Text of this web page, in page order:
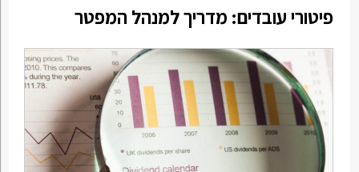
פיטורי עובדים: מדריך למנהל המפטר